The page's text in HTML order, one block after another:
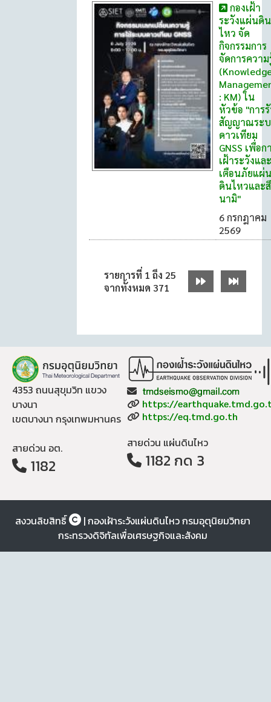
กองเฝ้า
ระวังแผ่นดิน
ไหว จัด
กิจกรรมการ
จัดการความ
: KM) ใน
หัวข้อ "การ
สัญญาณระ
ดาวเทียม
GNSS เพื่อก
เฝ้าระวังและ
เตือนภัยแผ่น
ดินไหวและสึ
นามิ"
6 กรกฎาคม
2569
รายการที่ 1 ถึง 25
จากทั้งหมด 371
4353 ถนนสุขุมวิท แขวง
บางนา
เขตบางนา กรุงเทพมหานคร
สายด่วน อต.
1182
Email:
Website:
https://
Website:
https://eq.tmd.go.th
สายด่วน แผ่นดินไหว
1182 กด 3
สงวนลิขสิทธิ์
| กองเฝ้าระวังแผ่นดินไหว กรมอุตุนิยมวิทยา
กระทรวงดิจิทัลเพื่อเศรษฐกิจและสังคม